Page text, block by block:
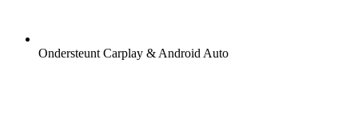
Ondersteunt Carplay & Android Auto